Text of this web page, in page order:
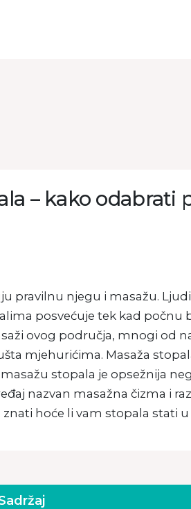
– kako odabrati
pravilnu njegu i masažu.
posvećuje tek kad
ovog područja, mnogi od
mjehurićima. Masaža
stopala je opsežnija
nazvan masažna čizma i
hoće li vam stopala stati